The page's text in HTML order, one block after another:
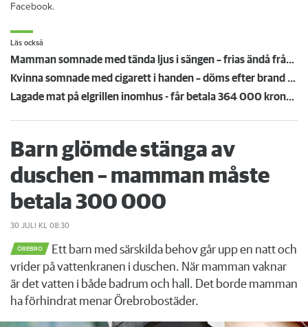
Facebook.
Läs också
Mamman somnade med tända ljus i sängen – frias ändå från branden: ”Miss av åklagaren”
Kvinna somnade med cigarett i handen – döms efter brand i hyresrätten
Lagade mat på elgrillen inomhus - får betala 364 000 kronor i skadestånd
Barn glömde stänga av
duschen – mamman måste
betala 300 000
30 JULI KL 08:30
ÖREBRO
Ett barn med särskilda behov går upp en natt och
vrider på vattenkranen i duschen. När mamman vaknar
är det vatten i både badrum och hall. Det borde mamman
ha förhindrat menar Örebrobostäder.